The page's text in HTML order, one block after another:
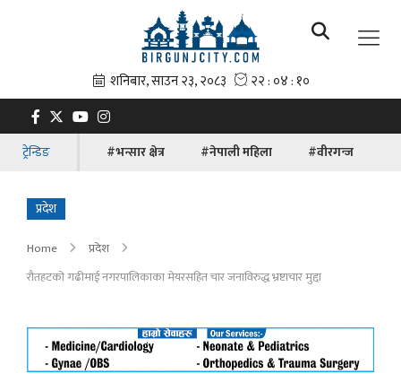
ट्रेन्डिङ #भन्सार क्षेत्र #नेपाली महिला #वीरगन्ज
प्रदेश
Home
प्रदेश
रौतहटको गढीमाई नगरपालिकाका मेयरसहित चार जनाविरुद्ध भ्रष्टाचार मुद्दा